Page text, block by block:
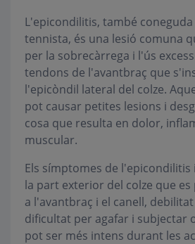
L'epicondilitis, també coneguda
tennista, és una lesió comuna
per la sobrecàrrega i l'ús
tendons de l'avantbraç que
l'epicòndil lateral del colze.
pot causar petites lesions i
cosa que resulta en dolor,
muscular.
Els símptomes de
la part exterior del colze que
a l'avantbraç i el canell,
dificultat per agafar i subjectar
pot ser més intens durant les